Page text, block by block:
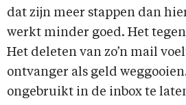
dat zijn meer stappen dan
werkt minder goed. Het
Het deleten van zo’n mail
ontvanger als geld
ongebruikt in de inbox te